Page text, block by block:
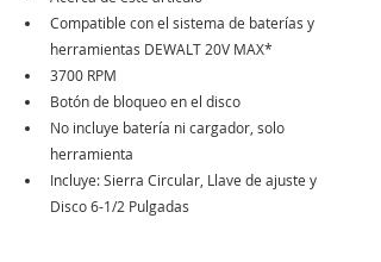
Compatible con el sistema de baterías y
herramientas DEWALT 20V MAX*
3700 RPM
Botón de bloqueo en el disco
No incluye batería ni cargador, solo
herramienta
Incluye: Sierra Circular, Llave de ajuste y
Disco 6-1/2 Pulgadas